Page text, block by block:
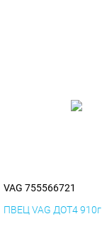
VAG 755566721
ПВЕЦ VAG ДОТ4 910г